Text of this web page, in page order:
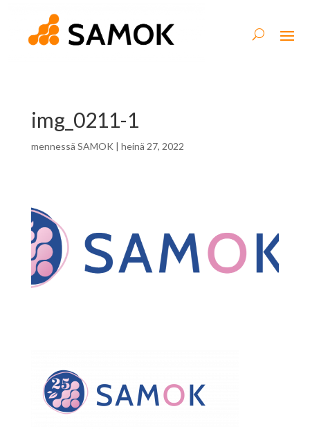
img_0211-1
mennessä SAMOK | heinä 27, 2022